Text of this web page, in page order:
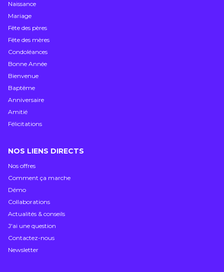
Naissance
Mariage
Fête des pères
Fête des mères
Condoléances
Bonne Année
Bienvenue
Baptême
Anniversaire
Amitié
Félicitations
NOS LIENS DIRECTS
Nos offres
Comment ça marche
Démo
Collaborations
Actualités & conseils
J'ai une question
Contactez-nous
Newsletter